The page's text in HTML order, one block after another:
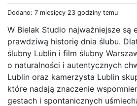
Dodano: 7 miesięcy 23 godziny temu
W Bielak Studio najważniejsze są
prawdziwą historię dnia ślubu.
ślubny Lublin i film ślubny
o naturalności i autentycznych
Lublin oraz kamerzysta Lublin
które nadają znaczenie
gestach i spontanicznych